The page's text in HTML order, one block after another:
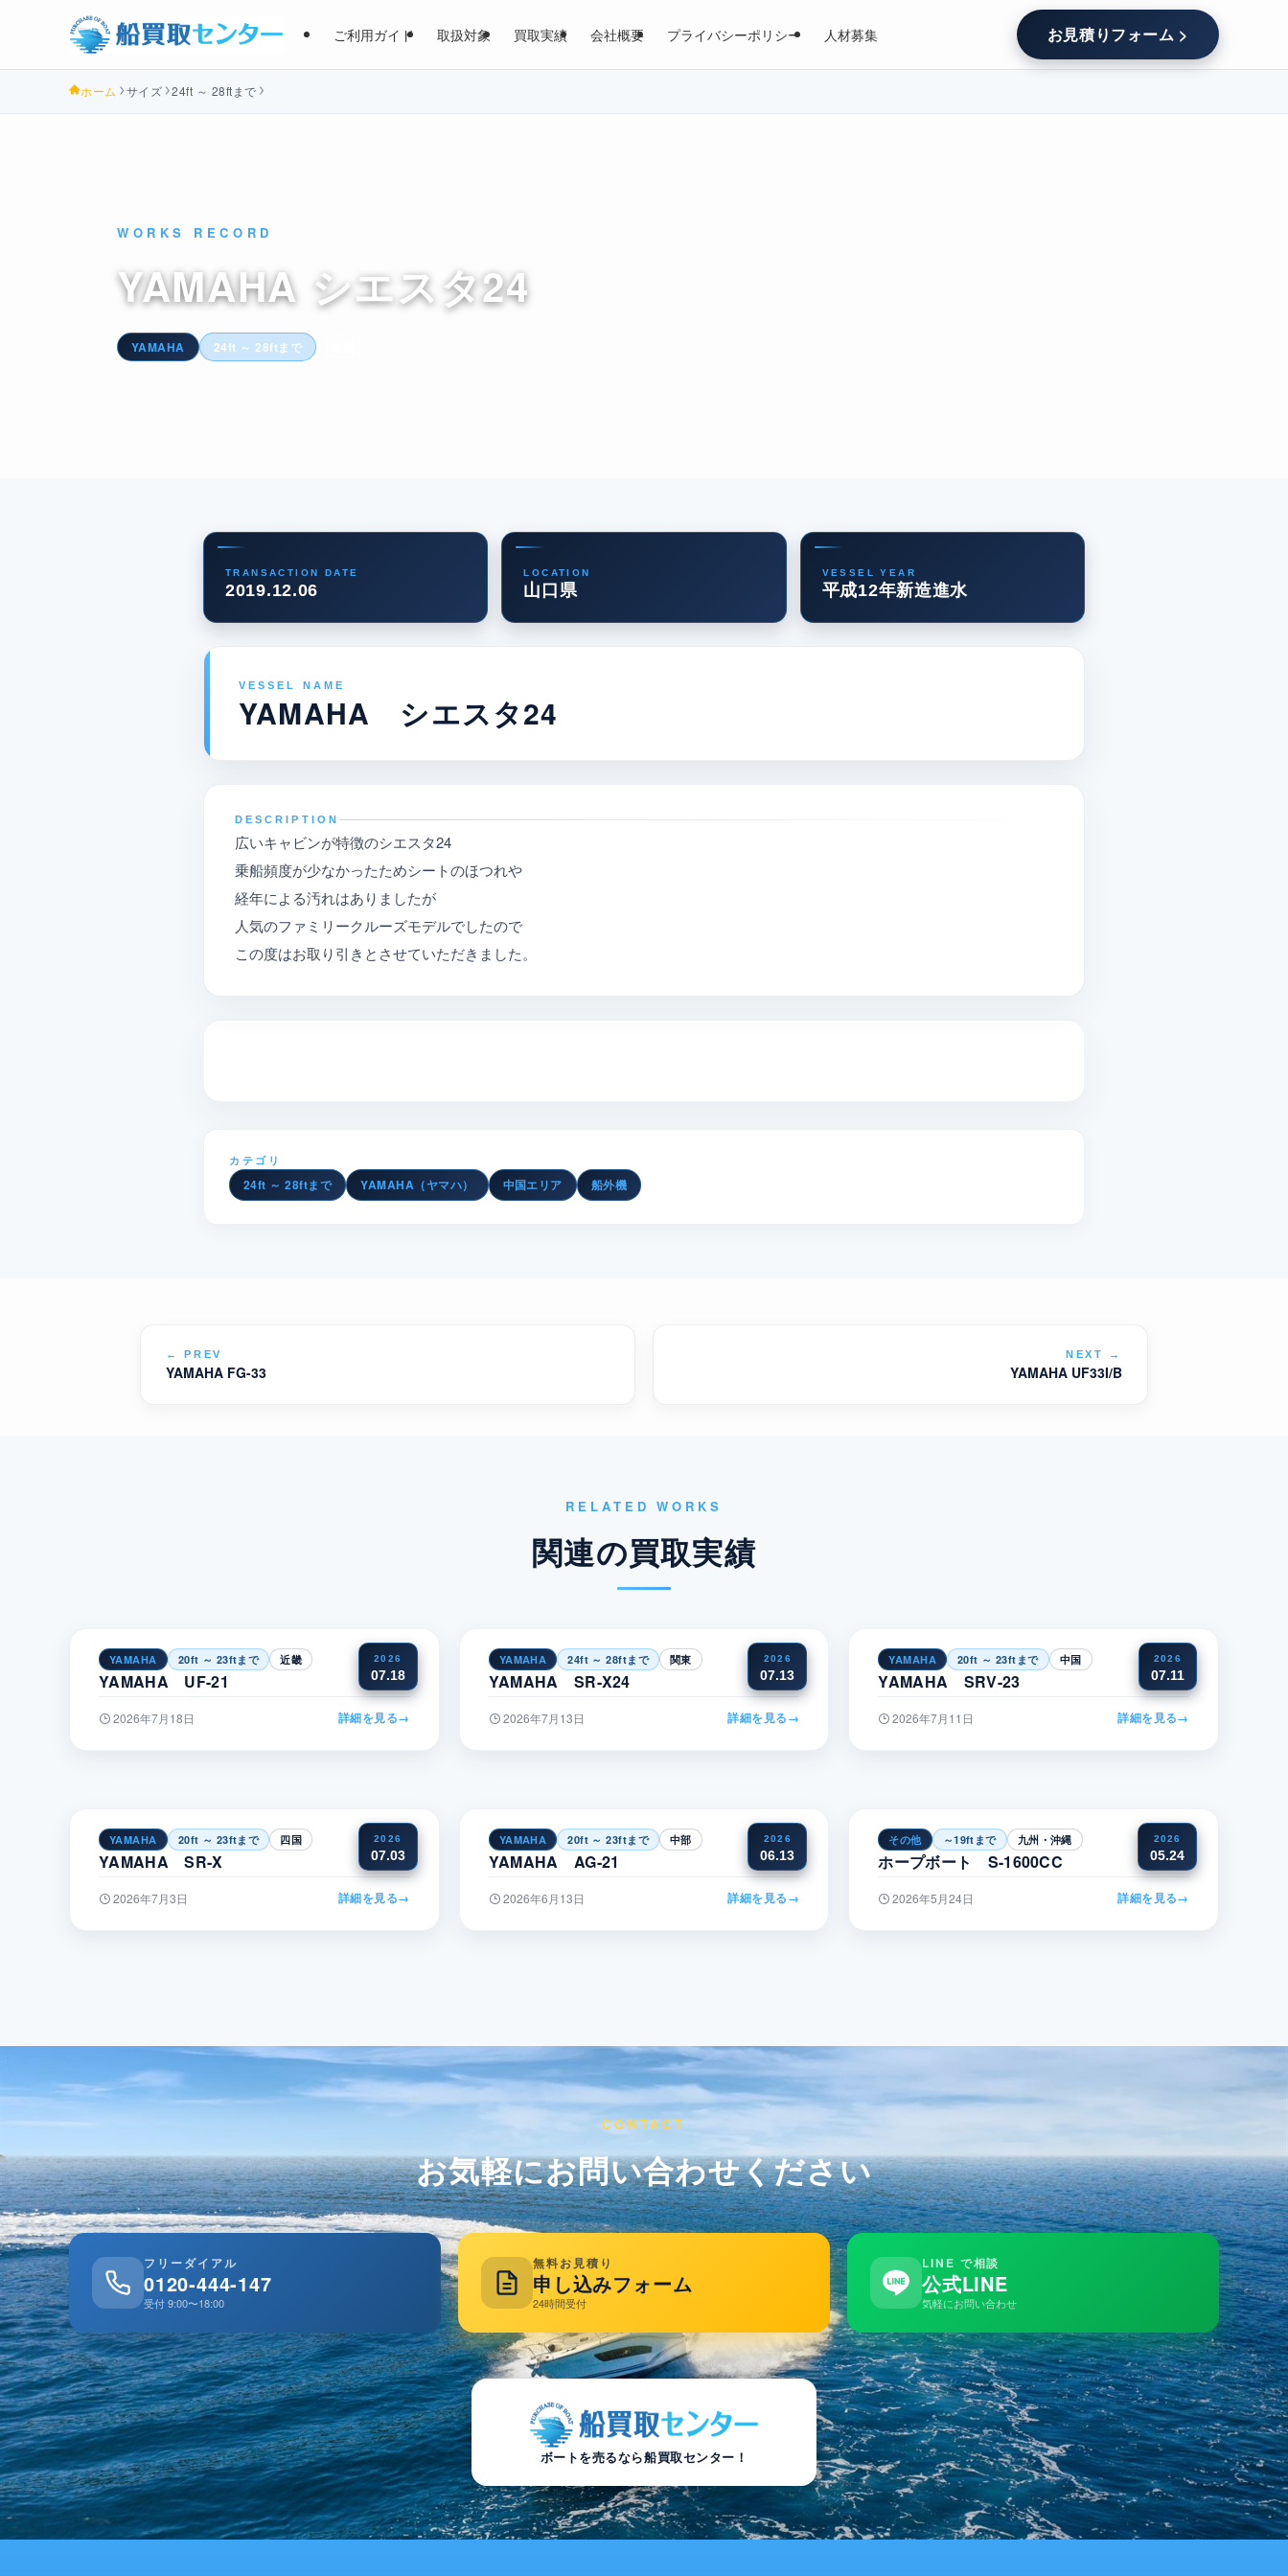
ご利用ガイド 取扱対象 買取実績 会社概要 プライバシーポリシー 人材募集 お見積りフォーム >
ホーム サイズ 24ft ～ 28ftまで
WORKS RECORD
YAMAHA シエスタ24
YAMAHA 24ft ～ 28ftまで
TRANSACTION DATE
2019.12.06
LOCATION
山口県
VESSEL YEAR
平成12年新造進水
VESSEL NAME
YAMAHA シエスタ24
DESCRIPTION
広いキャビンが特徴のシエスタ24
乗船頻度が少なかったためシートのほつれや
経年による汚れはありましたが
人気のファミリークルーズモデルでしたので
この度はお取り引きとさせていただきました。
カテゴリ
24ft ～ 28ftまで YAMAHA（ヤマハ） 中国エリア 船外機
← PREV
YAMAHA FG-33
NEXT →
YAMAHA UF33I/B
RELATED WORKS
関連の買取実績
2026
07.18
YAMAHA 20ft ～ 23ftまで 近畿
YAMAHA UF-21
2026年7月18日 詳細を見る→
2026
07.13
YAMAHA 24ft ～ 28ftまで 関東
YAMAHA SR-X24
2026年7月13日 詳細を見る→
2026
07.11
YAMAHA 20ft ～ 23ftまで 中国
YAMAHA SRV-23
2026年7月11日 詳細を見る→
2026
07.03
YAMAHA 20ft ～ 23ftまで 四国
YAMAHA SR-X
2026年7月3日 詳細を見る→
2026
06.13
YAMAHA 20ft ～ 23ftまで 中部
YAMAHA AG-21
2026年6月13日 詳細を見る→
2026
05.24
その他 ～19ftまで 九州・沖縄
ホープボート S-1600CC
2026年5月24日 詳細を見る→
CONTACT
お気軽にお問い合わせください
フリーダイアル
0120-444-147
受付 9:00〜18:00
無料お見積り
申し込みフォーム
24時間受付
LINE で相談
公式LINE
気軽にお問い合わせ
ボートを売るなら船買取センター！